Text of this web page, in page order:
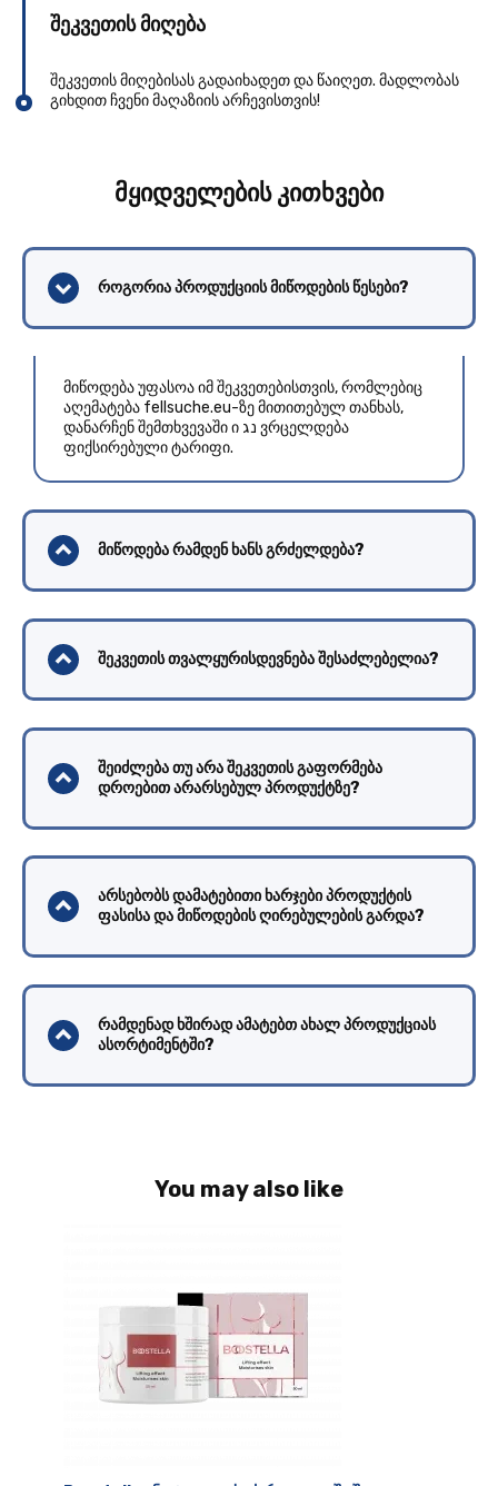
შეკვეთის მიღება
შეკვეთის მიღებისას გადაიხადეთ და წაიღეთ. მადლობას
გიხდით ჩვენი მაღაზიის არჩევისთვის!
მყიდველების კითხვები
როგორია პროდუქციის მიწოდების წესები?
მიწოდება უფასოა იმ შეკვეთებისთვის, რომლებიც
აღემატება fellsuche.eu-ზე მითითებულ თანხას,
დანარჩენ შემთხვევაში ი נג ვრცელდება
ფიქსირებული ტარიფი.
მიწოდება რამდენ ხანს გრძელდება?
შეკვეთის თვალყურისდევნება შესაძლებელია?
შეიძლება თუ არა შეკვეთის გაფორმება
დროებით არარსებულ პროდუქტზე?
არსებობს დამატებითი ხარჯები პროდუქტის
ფასისა და მიწოდების ღირებულების გარდა?
რამდენად ხშირად ამატებთ ახალ პროდუქციას
ასორტიმენტში?
You may also like